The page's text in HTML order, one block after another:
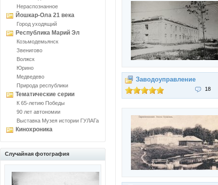
Нераспознанное
Йошкар-Ола 21 века
Город уходящий
Республика Марий Эл
Козьмодемьянск
Звенигово
Волжск
Юрино
Медведево
Природа республики
Тематические серии
К 65-летию Победы
90 лет автономии
Выставка Музея истории ГУЛАГа
Кинохроника
Случайная фотография
Заводоуправление
18